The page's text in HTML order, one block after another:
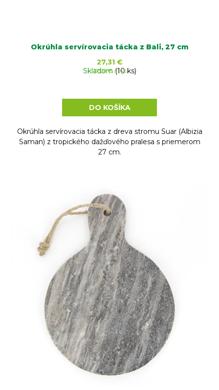
Okrúhla servírovacia tácka z Bali, 27 cm
Skladom(10 ks)
27,31 €
Jednotková
27,31 € / 1 ks
DO KOŠÍKA
Okrúhla servírovacia tácka z dreva stromu Suar (Albizia
Saman) z tropického dažďového pralesa s priemerom
27 cm.